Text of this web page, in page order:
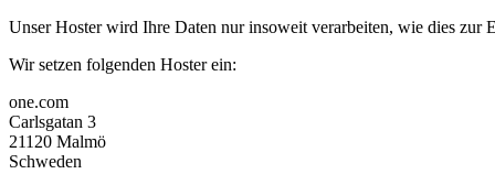
Unser Hoster wird Ihre Daten nur insoweit verarbeiten, wie dies zur
Wir setzen folgenden Hoster ein:
one.com
Carlsgatan 3
21120 Malmö
Schweden